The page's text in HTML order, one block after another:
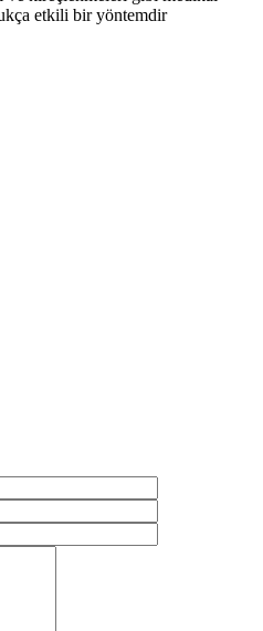
etkili bir yöntemdir